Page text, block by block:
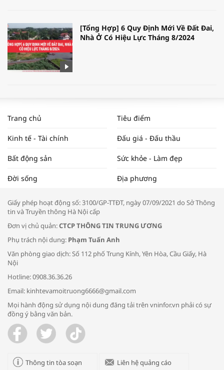
[Tổng Hợp] 6 Quy Định Mới Về Đất Đai,
Nhà Ở Có Hiệu Lực Tháng 8/2024
NAM NĂM 2024 VÀ NĂM 2025 | NHỊP
ĐẬP THỊ TRƯỜNG #62
Tọa đàm “Xúc tiến thương mại: Khơi
Bác sĩ tư vấn cách phòng tránh bệnh
đường hô hấp trong thời tiết giao mùa
Trao yêu thương cho em
Trang chủ Tiêu điểm
Kinh tế - Tài chính Đấu giá - Đấu thầu
Bất động sản Sức khỏe - Làm đẹp
Đời sống Địa phương
Giấy phép hoạt động số: 3100/GP-TTĐT, ngày 07/09/2021 do Sở Thông
tin và Truyền thông Hà Nội cấp
Đơn vị chủ quản:CTCP THÔNG TIN TRUNG ƯƠNG
Phụ trách nội dung: Phạm Tuấn Anh
Văn phòng giao dịch: Số 112 phố Trung Kính, Yên Hòa, Cầu Giấy, Hà
Nội
Hotline: 0908.36.36.26
Email: kinhtevamoitruong6666@gmail.com
Mọi hành động sử dụng nội dung đăng tải trên vninfor.vn phải có sự
đồng ý bằng văn bản.
Thông tin tòa soạn Liên hệ quảng cáo